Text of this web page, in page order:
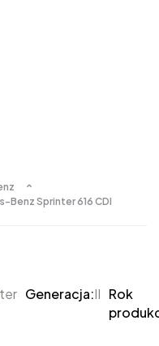
Benz Sprinter 616 CDI
Generacja:II Rok